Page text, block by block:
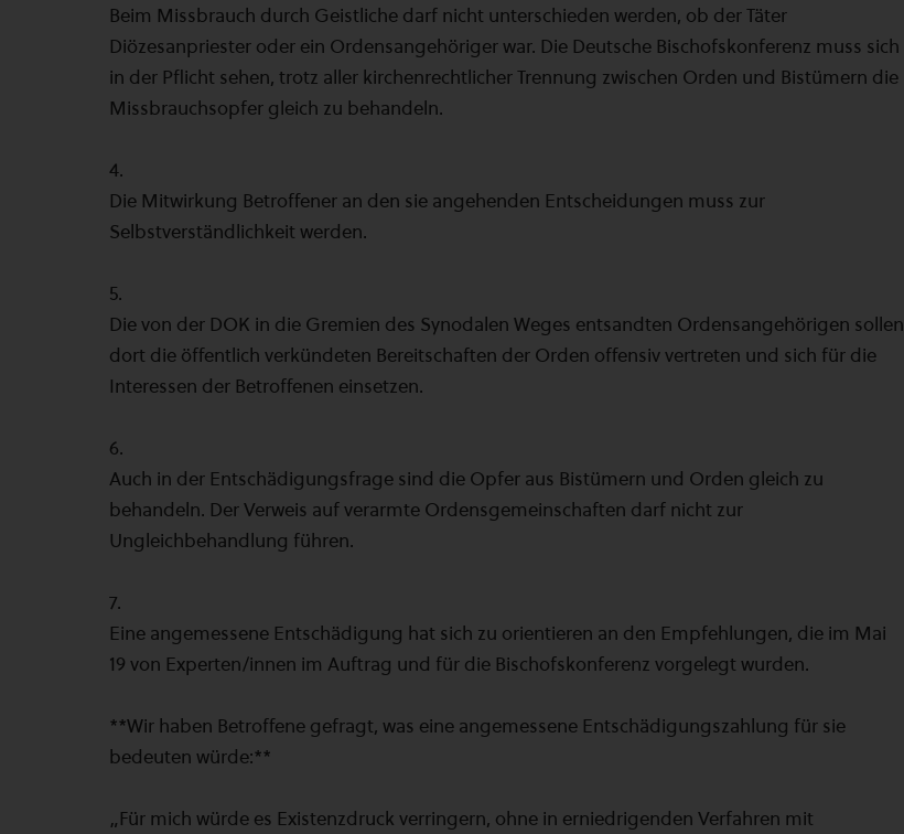
Beim Missbrauch durch Geistliche darf nicht unterschieden werden, ob der Täter
Diözesanpriester oder ein Ordensangehöriger war. Die Deutsche Bischofskonferenz muss sich
in der Pflicht sehen, trotz aller kirchenrechtlicher Trennung zwischen Orden und Bistümern die
Missbrauchsopfer gleich zu behandeln.
4.
Die Mitwirkung Betroffener an den sie angehenden Entscheidungen muss zur
Selbstverständlichkeit werden.
5.
Die von der DOK in die Gremien des Synodalen Weges entsandten Ordensangehörigen sollen
dort die öffentlich verkündeten Bereitschaften der Orden offensiv vertreten und sich für die
Interessen der Betroffenen einsetzen.
6.
Auch in der Entschädigungsfrage sind die Opfer aus Bistümern und Orden gleich zu
behandeln. Der Verweis auf verarmte Ordensgemeinschaften darf nicht zur
Ungleichbehandlung führen.
7.
Eine angemessene Entschädigung hat sich zu orientieren an den Empfehlungen, die im Mai
19 von Experten/innen im Auftrag und für die Bischofskonferenz vorgelegt wurden.
**Wir haben Betroffene gefragt, was eine angemessene Entschädigungszahlung für sie
bedeuten würde:**
„Für mich würde es Existenzdruck verringern, ohne in erniedrigenden Verfahren mit